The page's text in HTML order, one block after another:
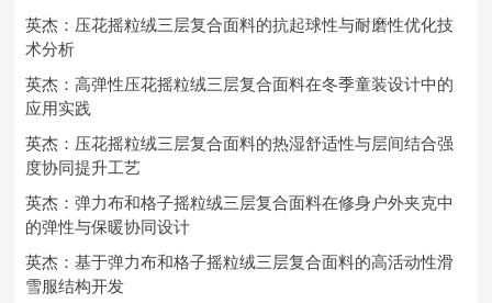
英杰：压花摇粒绒三层复合面料的抗起球性与耐磨性优化技
术分析
英杰：高弹性压花摇粒绒三层复合面料在冬季童装设计中的
应用实践
英杰：压花摇粒绒三层复合面料的热湿舒适性与层间结合强
度协同提升工艺
英杰：弹力布和格子摇粒绒三层复合面料在修身户外夹克中
的弹性与保暖协同设计
英杰：基于弹力布和格子摇粒绒三层复合面料的高活动性滑
雪服结构开发